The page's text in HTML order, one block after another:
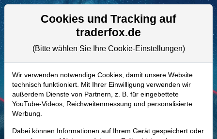
Aktien- und Artikelsuche
888024 | ISRG–Intuitive Surgical
Aktie
Realtime-Aktienkurs:
- - -
-
Cookies und Tracking auf
traderfox.de
(Bitte wählen Sie Ihre Cookie-Einstellungen)
Wir verwenden notwendige Cookies, damit unsere Website
technisch funktioniert. Mit Ihrer Einwilligung verwenden wir
außerdem Dienste von Partnern, z. B. für eingebettete
YouTube-Videos, Reichweitenmessung und personalisierte
Werbung.
Dabei können Informationen auf Ihrem Gerät gespeichert oder